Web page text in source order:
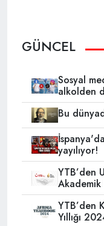
GÜNCEL
Sosyal
alkolden
Bu
yayılıyor!
YTB’den
Akademik
YTB’den
Yıllığı